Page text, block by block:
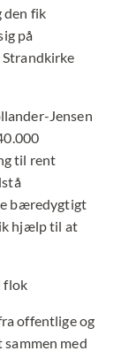
den fik
på
Jensen
til rent
bæredygtigt
hjælp til at
flok
offentlige og
med